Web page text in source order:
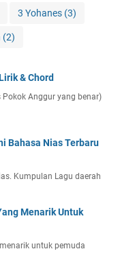
3 Yohanes (3)
(2)
& Chord
Pokok Anggur yang benar)
Bahasa Nias Terbaru
Kumpulan Lagu daerah
Menarik Untuk
untuk pemuda